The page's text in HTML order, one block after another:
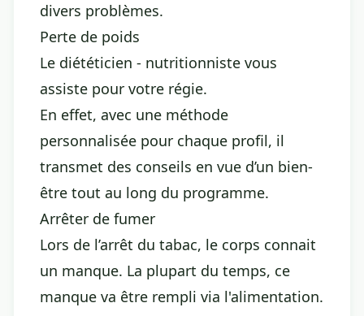
divers problèmes.
Perte de poids
Le diététicien - nutritionniste vous
assiste pour votre régie.
En effet, avec une méthode
personnalisée pour chaque profil, il
transmet des conseils en vue d’un bien-
être tout au long du programme.
Arrêter de fumer
Lors de l’arrêt du tabac, le corps connait
un manque. La plupart du temps, ce
manque va être rempli via l'alimentation.